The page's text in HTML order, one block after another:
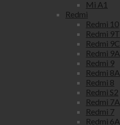
Mi A1
Redmi
Redmi 10
Redmi 9T
Redmi 9C
Redmi 9A
Redmi 9
Redmi 8A
Redmi 8
Redmi S2
Redmi 7A
Redmi 7
Redmi 6A